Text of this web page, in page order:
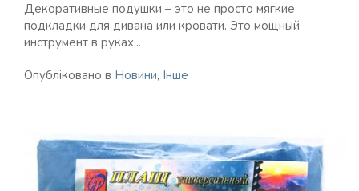
Декоративные подушки – это не просто мягкие
подкладки для дивана или кровати. Это мощный
инструмент в руках...
Опубліковано в Новини, Інше